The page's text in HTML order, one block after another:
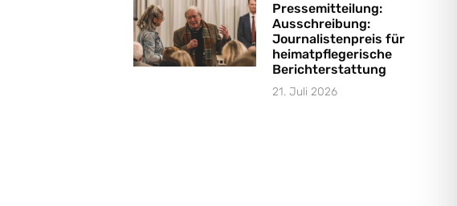
Pressemitteilung:
Ausschreibung:
Journalistenpreis für
heimatpflegerische
Berichterstattung
21. Juli 2026